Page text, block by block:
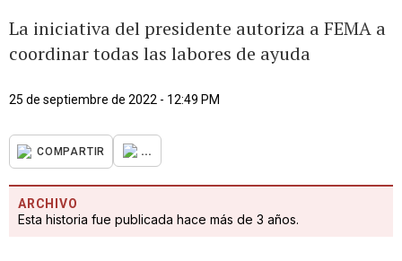
La iniciativa del presidente autoriza a FEMA a
coordinar todas las labores de ayuda
25 de septiembre de 2022 - 12:49 PM
COMPARTIR ...
ARCHIVO
Esta historia fue publicada hace más de 3 años.